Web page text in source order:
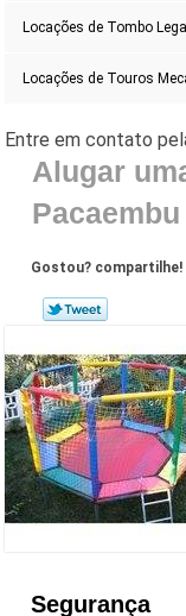
Locações de Tombo Legal
Locações de Touros
Alugar
Pacaembu
Gostou? compartilhe!
Segurança